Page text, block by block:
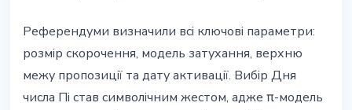
Референдуми визначили всі ключові параметри:
розмір скорочення, модель затухання, верхню
межу пропозиції та дату активації. Вибір Дня
числа Пі став символічним жестом, адже π-модель